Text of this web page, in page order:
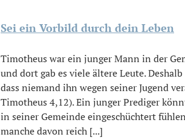
Sei ein Vorbild durch dein Leben
Timotheus war ein junger Mann in der
und dort gab es viele ältere Leute.
dass niemand ihn wegen seiner Jugend
Timotheus 4,12). Ein junger Prediger
in seiner Gemeinde eingeschüchtert
manche davon reich [...]